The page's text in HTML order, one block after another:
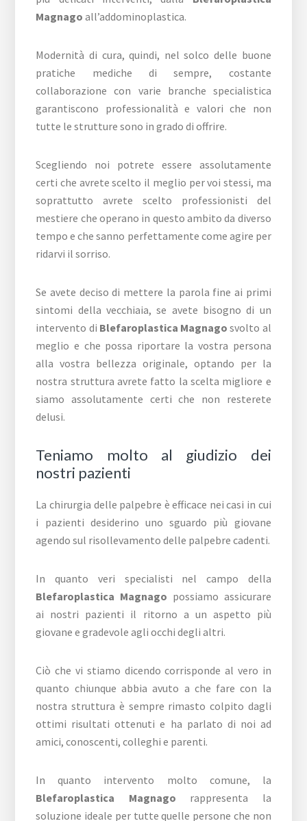
Magnago all’addominoplastica.
Modernità di cura, quindi, nel solco delle buone
pratiche mediche di sempre, costante
collaborazione con varie branche specialistica
garantiscono professionalità e valori che non
tutte le strutture sono in grado di offrire.
Scegliendo noi potrete essere assolutamente
certi che avrete scelto il meglio per voi stessi, ma
soprattutto avrete scelto professionisti del
mestiere che operano in questo ambito da diverso
tempo e che sanno perfettamente come agire per
ridarvi il sorriso.
Se avete deciso di mettere la parola fine ai primi
sintomi della vecchiaia, se avete bisogno di un
intervento di Blefaroplastica Magnago svolto al
meglio e che possa riportare la vostra persona
alla vostra bellezza originale, optando per la
nostra struttura avrete fatto la scelta migliore e
siamo assolutamente certi che non resterete
delusi.
Teniamo molto al giudizio dei
nostri pazienti
La chirurgia delle palpebre è efficace nei casi in cui
i pazienti desiderino uno sguardo più giovane
agendo sul risollevamento delle palpebre cadenti.
In quanto veri specialisti nel campo della
Blefaroplastica Magnago possiamo assicurare
ai nostri pazienti il ritorno a un aspetto più
giovane e gradevole agli occhi degli altri.
Ciò che vi stiamo dicendo corrisponde al vero in
quanto chiunque abbia avuto a che fare con la
nostra struttura è sempre rimasto colpito dagli
ottimi risultati ottenuti e ha parlato di noi ad
amici, conoscenti, colleghi e parenti.
In quanto intervento molto comune, la
Blefaroplastica Magnago rappresenta la
soluzione ideale per tutte quelle persone che non